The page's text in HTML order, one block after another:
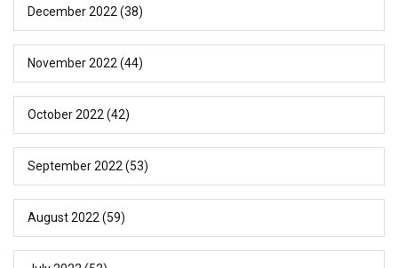
December 2022 (38)
November 2022 (44)
October 2022 (42)
September 2022 (53)
August 2022 (59)